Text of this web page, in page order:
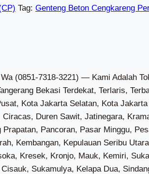
Tag: Genteng Beton Cengkareng
Barat, Pela Mampang, Tegal Parang, Cikoko, Duren Tiga, Kalibata, Pengadegan, Rawajati, Cilandak Timur, Jati Padang, Kebagusan, Pejaten Barat, Pejaten Timur, Ragunan, Bintaro, Petukangan Selatan, Petukangan Utara, Ulujami, Guntur, Karet Kuningan, Karet Semanggi, Karet, Kuningan Timur, Menteng Atas, Pasar Manggis, Bukit Duri, Kebon Baru, Manggarai Selatan, Manggarai, Menteng Dalam, Tebet Barat, Tebet Timur, Cengkareng Barat, Cengkareng Timur, Duri Kosambi, Kapuk, Kedaung Kali Angke, Rawa Buaya, Grogol, Jelambar Baru, Jelambar, Tanjung Duren Selatan, Tanjung Duren Utara, Tomang, Wijaya Kusuma, Glodok, Keagungan, Krukut, Mangga Besar, Maphar, Pinangsia, Tangki, Angke, Duri Selatan, Duri Utara, Jembatan Besi, Jembatan Lima, Kali Anyar, Krendang, Pekojan, Roa Malaka, Tanah Sereal, Duri Kepa, Kedoya Selatan, Kedoya Utara, Sukabumi Selatan, Sukabumi Utara, Kamal, Pegadungan, Semanan, Tegal Alur, Jatipulo, Kemanggisan, Kota Bambu Selatan, Kota Bambu Utara, Slipi, Joglo, Kembangan Selatan, Kembangan Utara, Meruya Selatan, Meruya Utara, Srengseng, Pulau Harapan, Pulau Kelapa, Pulau Panggang, Pulau Pari, Pulau Tidung, Pulau Untung Jawa, Gempol Sari, Jati Mulya, Kampung Kelor, Kedaung Barat, Lebak Wangi, Pondok Kelor, Sangiang, Tanah Merah, Cikareo, Cikasungka, Cikuya, Cireundeu, Pasanggrahan, Cibetok, Cipaeh, Kandawati, Kedung, Onyam, Rancagede, Sidoko, Tamiang, Gandaria, Jenggot, Kedaung, Klutuk, Kosambi Dalam, Waliwis, Cangkudu, Gembong, Saga, Sentul, Sentul Jaya, Sukamurni, Talagasari, Tobat, Cikande, Dangdeur, Pabuaran, Pangkat, Pasir Gintung, Pasir Muncang, Sumurbandung, Bantar Panjang, Cileles, Cisereh, Margasari, Matagara, Pasir Bolang, Pasir Nangka, Pematang, Pete, Sodong, Tegalsari, Kadu Agung, Ancol Pasir, Daru, Kutruk, Mekarsari, Pasir Barat, Ranca Buaya, Sukamanah, Taban, Tipar Raya, Bojong Loa, Carenang, Cempaka, Cibugel, Jeungjing, Karangharja, Selapajang, Jengkol, Kemuning, Koper, Pasir Ampo, Patrasana, Rancailat, Renged, Talok, Bakung, Blukbuk, Cirumpak, Muncung, Pagedangan Ilir, Pagedangan Udik, Pagenjahan, Pasilian, Pasir, Banyu Asih, Gunung Sari, Jatiwaringin, Kedung Dalem, Ketapang, Marga Mulya, Mauk Barat, Sasak, Tanjung Anom, Tegal Kunir Kidul, Tegal Kunir Lor, Mauk Timur, Karang Anyar, Klebet, Legok Suka Maju, Lontar, Patramanggala, Ranca Labuh, Buaran Jati, Gintung, Karang